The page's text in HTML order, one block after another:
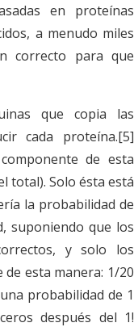
en proteínas
a menudo miles
correcto para que
que copia las
cada proteína.[5]
de esta
total). Solo ésta está
la probabilidad de
suponiendo que los
y solo los
esta manera: 1/20
probabilidad de 1
después del 1!